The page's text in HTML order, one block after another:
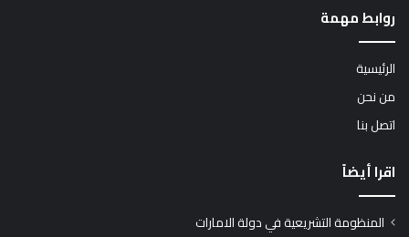
روابط مهمة
الرئيسية
من نحن
اتصل بنا
اقرا أيضاً
المنظومة التشريعية في دولة الامارات